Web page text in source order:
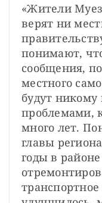
«Жители
верят ни
понимают,
сообщения,
местного
будут
проблемами,
много лет.
главы
годы в